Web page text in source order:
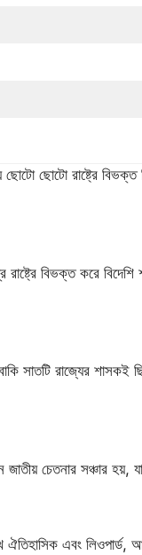
ছোটো রাষ্ট্রে বিভক্ত
বিভক্ত করে
সাতটি রাজ্যের
চেতনার সঞ্চার হয়, যা
এবং লিওপার্ড,